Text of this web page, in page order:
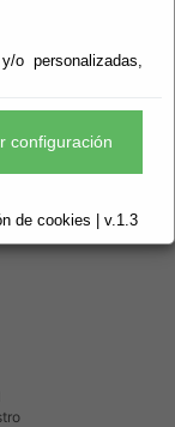
o personalizadas,
configuración
de cookies | v.1.3